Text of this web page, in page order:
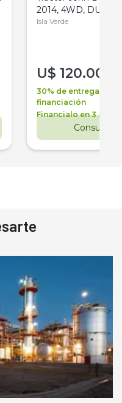
2014, 4WD, DUAL
Isla Verde
U$ 120.000
30% de entrega +
financiación
Financialo en 3 años
Consultar